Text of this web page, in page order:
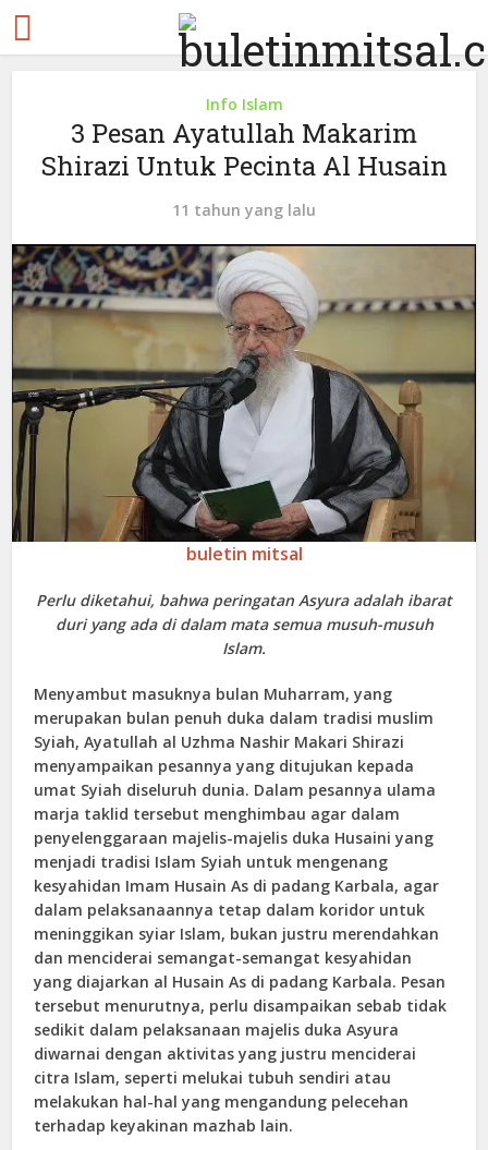
Info Islam
3 Pesan Ayatullah Makarim
Shirazi Untuk Pecinta Al Husain
11 tahun yang lalu
buletin mitsal
Perlu diketahui, bahwa peringatan Asyura adalah ibarat
duri yang ada di dalam mata semua musuh-musuh
Islam.
Menyambut masuknya bulan Muharram, yang
merupakan bulan penuh duka dalam tradisi muslim
Syiah, Ayatullah al Uzhma Nashir Makari Shirazi
menyampaikan pesannya yang ditujukan kepada
umat Syiah diseluruh dunia. Dalam pesannya ulama
marja taklid tersebut menghimbau agar dalam
penyelenggaraan majelis-majelis duka Husaini yang
menjadi tradisi Islam Syiah untuk mengenang
kesyahidan Imam Husain As di padang Karbala, agar
dalam pelaksanaannya tetap dalam koridor untuk
meninggikan syiar Islam, bukan justru merendahkan
dan menciderai semangat-semangat kesyahidan
yang diajarkan al Husain As di padang Karbala. Pesan
tersebut menurutnya, perlu disampaikan sebab tidak
sedikit dalam pelaksanaan majelis duka Asyura
diwarnai dengan aktivitas yang justru menciderai
citra Islam, seperti melukai tubuh sendiri atau
melakukan hal-hal yang mengandung pelecehan
terhadap keyakinan mazhab lain.